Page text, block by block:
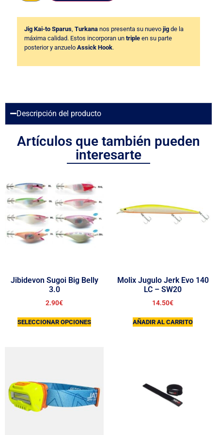
Jig Kai-to Sparus Turkana nos presenta su nuevo jig de la
máxima calidad. Estos incorporan un triple en su parte
posterior y anzuelo Assick Hook.
Descripción del producto
Artículos que también pueden
interesarte
Jibidevon Sugoi Big Belly
3.0
2.90€
SELECCIONAR OPCIONES
Molix Jugulo Jerk Evo 140
LC – SW20
14.50€
AÑADIR AL CARRITO